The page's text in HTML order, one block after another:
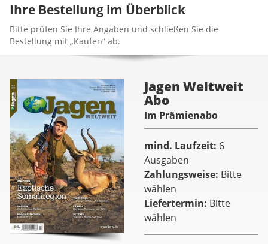
Ihre Bestellung im Überblick
Bitte prüfen Sie Ihre Angaben und schließen Sie die
Bestellung mit „Kaufen“ ab.
Jagen Weltweit
Abo
Im Prämienabo
mind. Laufzeit 6
Ausgaben
Zahlungsweise Bitte
wählen
Liefertermin Bitte
wählen